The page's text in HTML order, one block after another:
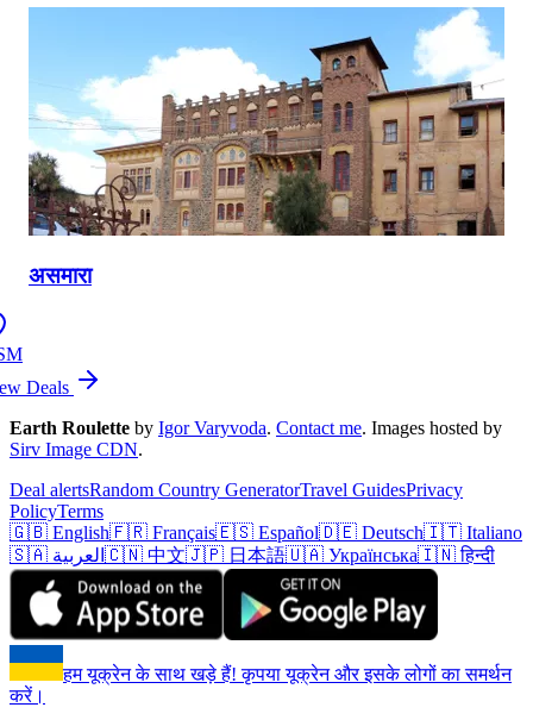
असमारा
Deals
Earth Roulette by Igor Varyvoda. Contact me. Images hosted by
Sirv Image CDN.
Deal alertsRandom Country GeneratorTravel GuidesPrivacy
PolicyTerms
🇬🇧 English🇫🇷 Français🇪🇸 Español🇩🇪 Deutsch🇮🇹 Italiano
🇸🇦 العربية 🇨🇳 中文🇯🇵 日本語🇺🇦 Українська🇮🇳 हिन्दी
हम यूक्रेन के साथ खड़े हैं! कृपया यूक्रेन और इसके लोगों का समर्थन
करें।